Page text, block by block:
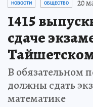
НОВОСТИ ОБЩЕСТВО 20
1415
сдаче
В обязательном
должны сдать
математике